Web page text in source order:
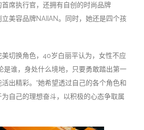
席执行官，还拥有自创的时尚品牌
立美容品牌NAIIAN。同时，她还是四个孩
切换角色， 40岁白丽平认为，女性不应
是谁，身处什么境地，只要勇敢踏出第一
出精彩。 ”她希望透过自己的各个角色和
自己的理想奋斗，以积极的心态争取属